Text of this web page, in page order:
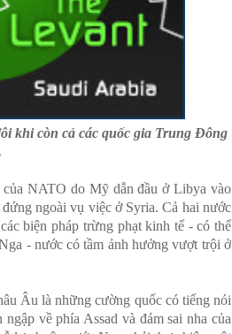
khi còn cả các quốc gia Trung Đông
NATO do Mỹ dẫn đầu ở Libya vào
ngoài vụ việc ở Syria. Cả hai nước
biện pháp trừng phạt kinh tế - có thể
- nước có tầm ảnh hưởng vượt trội ở
Âu là những cường quốc có tiếng nói
về phía Assad và đám sai nha của